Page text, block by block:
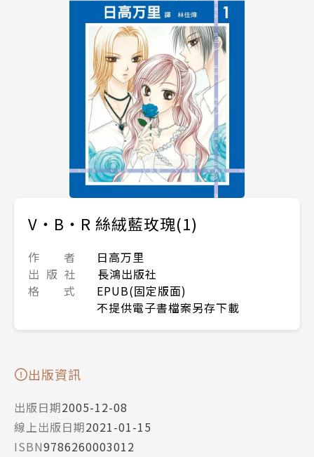
V‧B‧R 絲絨藍玫瑰(1)
作 者
日高万里
出 版 社
長鴻出版社
格 式
EPUB(固定版面)
不提供電子書檔案另存下載
出版資訊
出版日期2005-12-08
線上出版日期2021-01-15
ISBN9786260003012